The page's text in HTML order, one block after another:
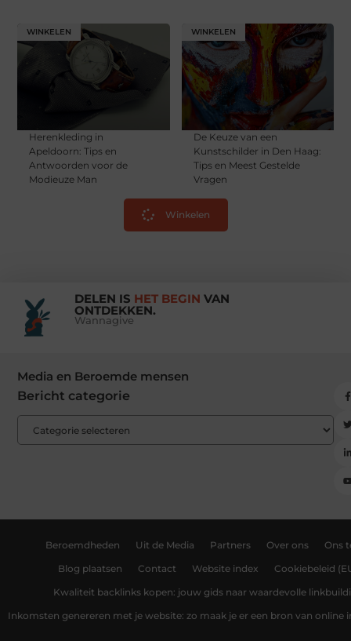
WINKELEN
Herenkleding in
Apeldoorn: Tips en
Antwoorden voor de
Modieuze Man
WINKELEN
De Keuze van een
Kunstschilder in Den Haag:
Tips en Meest Gestelde
Vragen
Winkelen
DELEN IS HET BEGIN VAN
ONTDEKKEN.
Wannagive
Media en Beroemde mensen
Bericht categorie
Beroemdheden Uit de Media Partners Over ons Ons
Blog plaatsen Contact Website index Cookiebeleid
Kwaliteit backlinks kopen: jouw gids naar waardevolle
Inkomsten genereren met je website: zo maak je er een bron van online